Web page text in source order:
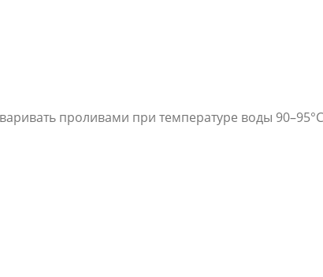
проливами при температуре воды